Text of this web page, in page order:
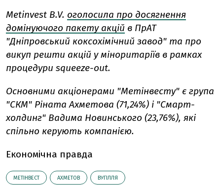
Metinvest B.V. оголосила про досягнення
домінуючого пакету акцій в ПрАТ
"Дніпровський коксохімічний завод" та про
викуп решти акцій у міноритаріїв в рамках
процедури squeeze-out.
Основними акціонерами "Метінвесту" є група
"СКМ" Ріната Ахметова (71,24%) і "Смарт-
холдинг" Вадима Новинського (23,76%), які
спільно керують компанією.
Економічна правда
МЕТІНВЕСТ АХМЕТОВ ВУГІЛЛЯ